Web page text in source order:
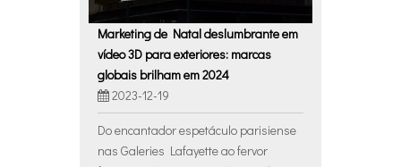
Marketing de Natal deslumbrante em
vídeo 3D para exteriores: marcas
globais brilham em 2024
2023-12-19
Do encantador espetáculo parisiense
nas Galeries Lafayette ao fervor